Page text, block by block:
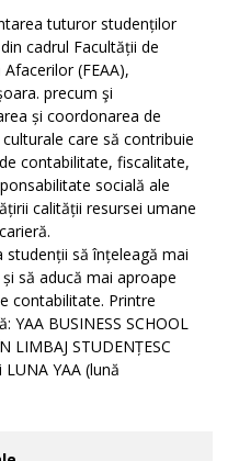
tuturor studenților
cadrul Facultății de
(FEAA),
precum şi
și coordonarea de
care să contribuie
contabilitate, fiscalitate,
socială ale
calității resursei umane
studenții să înțeleagă mai
să aducă mai aproape
contabilitate. Printre
BUSINESS SCHOOL
LIMBAJ STUDENȚESC
YAA (lună